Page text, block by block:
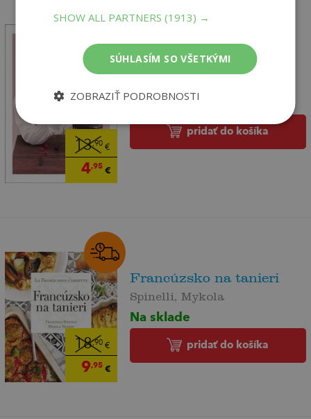
13,90€
4,95€
Čerešnička na torte
Na sklade
pridať do košíka
18,90€
9,95€
Francúzsko na tanieri
Spinelli, Mykola
Na sklade
pridať do košíka
SHOW ALL PARTNERS(1913) →
SÚHLASÍM SO VŠETKÝMI
ZOBRAZIŤ PODROBNOSTI